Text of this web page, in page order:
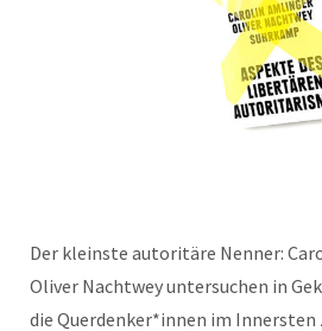
Der kleinste autoritäre Nenner:
Oliver Nachtwey untersuchen in
die Querdenker*innen im Innersten